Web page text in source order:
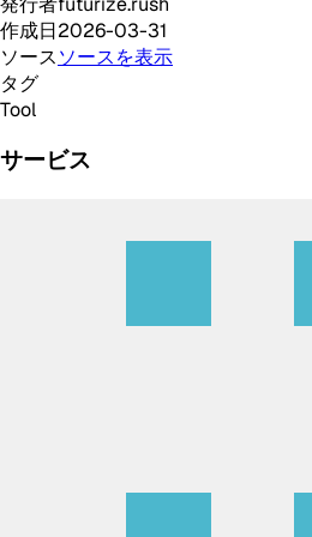
作成日2026-03-31
ソースソースを表示
タグ
Tool
サービス